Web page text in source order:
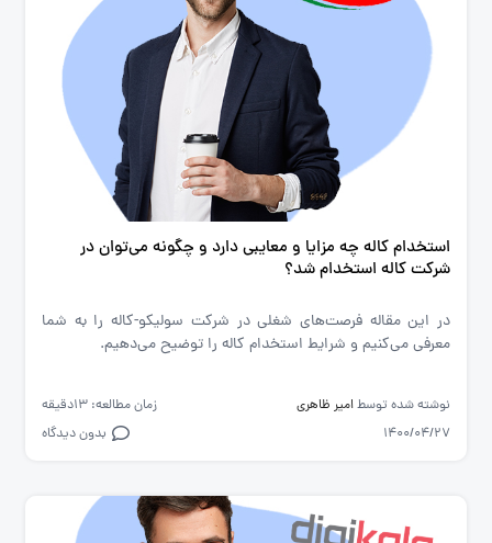
استخدام کاله چه مزایا و معایبی دارد و چگونه می‌توان در
شرکت کاله استخدام شد؟
در این مقاله فرصت‌های شغلی در شرکت سولیکو-کاله را به شما
معرفی می‌کنیم و شرایط استخدام کاله را توضیح می‌دهیم.
نوشته شده توسطامیر ظاهری
زمان مطالعه: 13دقیقه
1400/04/27
بدون دیدگاه